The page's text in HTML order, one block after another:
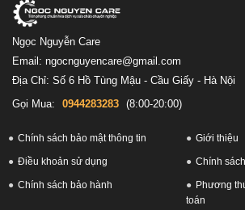
Ngọc Nguyễn Care
Email: ngocnguyencare@gmail.com
Địa Chỉ: Số 6 Hồ Tùng Mậu - Cầu Giấy - Hà Nội
Gọi Mua:
0944283283 (8:00-20:00)
Chính sách bảo mật thông tin Giới thiệu
Điều khoản sử dụng Chính
Chính sách bảo hành
Phương
toán